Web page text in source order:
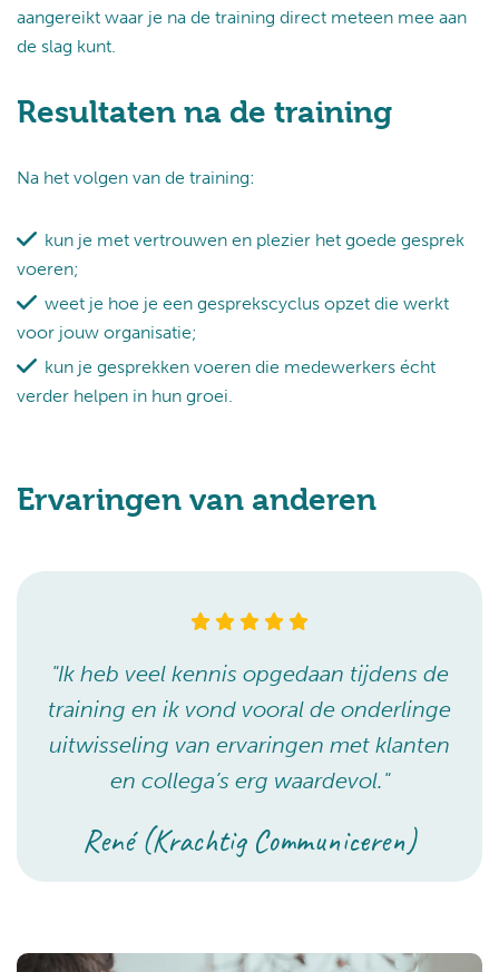
aangereikt waar je na de training direct meteen mee aan
de slag kunt.
Resultaten na de training
Na het volgen van de training:
kun je met vertrouwen en plezier het goede gesprek
voeren;
weet je hoe je een gesprekscyclus opzet die werkt
voor jouw organisatie;
kun je gesprekken voeren die medewerkers écht
verder helpen in hun groei.
Ervaringen van anderen
"Ik heb veel kennis opgedaan tijdens de
training en ik vond vooral de onderlinge
uitwisseling van ervaringen met klanten
en collega’s erg waardevol."
René (Krachtig Communiceren)